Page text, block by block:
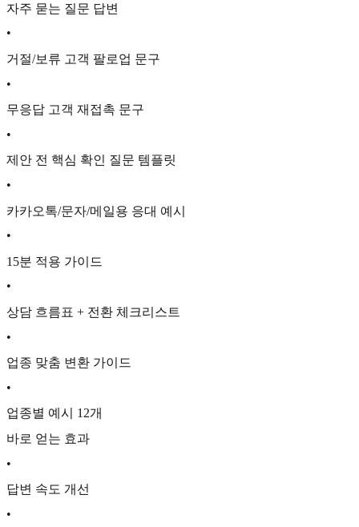
자주 묻는 질문 답변
•
거절/보류 고객 팔로업 문구
•
무응답 고객 재접촉 문구
•
제안 전 핵심 확인 질문 템플릿
•
카카오톡/문자/메일용 응대 예시
•
15분 적용 가이드
•
상담 흐름표 + 전환 체크리스트
•
업종 맞춤 변환 가이드
•
업종별 예시 12개
바로 얻는 효과
•
답변 속도 개선
•